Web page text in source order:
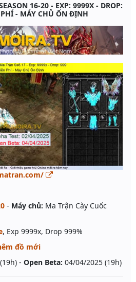
16-20 - EXP: 9999X - DROP:
- MÁY CHỦ ỔN ĐỊNH
- Máy chủ: Ma Trận Cày Cuốc
, Exp 9999x, Drop 999%
đồ mới
- Open Beta: 04/04/2025 (19h)